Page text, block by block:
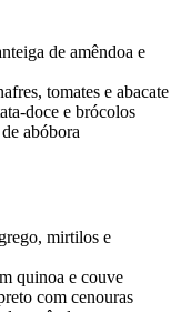
de amêndoa e
tomates e abacate
doce e brócolos
abóbora
mirtilos e
quinoa e couve
com cenouras